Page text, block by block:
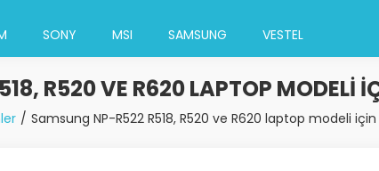
SONY MSI SAMSUNG VESTEL
R520 VE R620 LAPTOP MODELI
Samsung NP-R522 R518, R520 ve R620 laptop modeli